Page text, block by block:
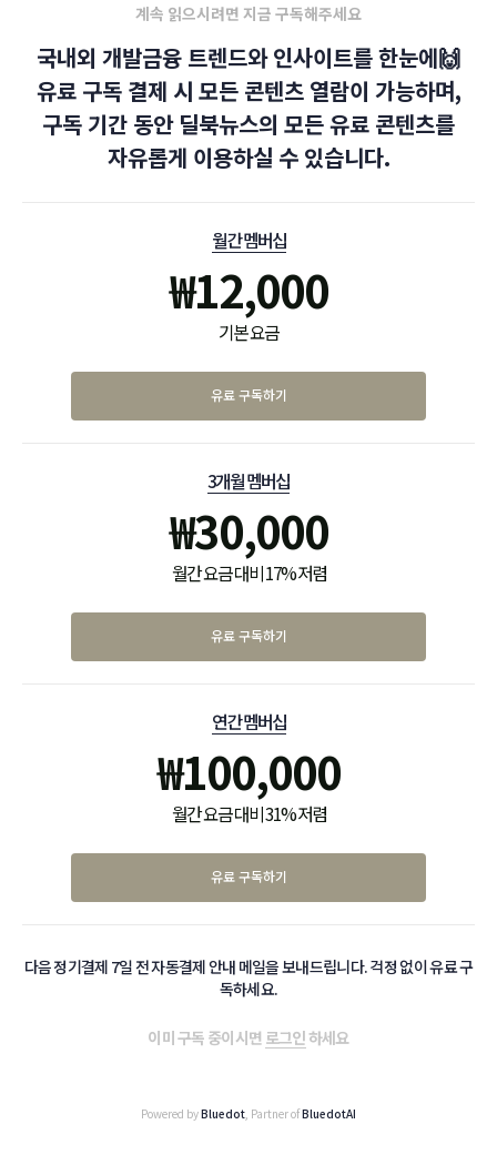
계속 읽으시려면 지금 구독해주세요
국내외 개발금융 트렌드와 인사이트를 한눈에🙌
유료 구독 결제 시 모든 콘텐츠 열람이 가능하며,
구독 기간 동안 딜북뉴스의 모든 유료 콘텐츠를
자유롭게 이용하실 수 있습니다.
월간 멤버십
₩12,000
기본 요금
유료 구독하기
3개월 멤버십
₩30,000
월간 요금 대비 17% 저렴
유료 구독하기
연간 멤버십
₩100,000
월간 요금 대비 31% 저렴
유료 구독하기
다음 정기결제 7일 전 자동결제 안내 메일을 보내드립니다. 걱정 없이 유료 구
독하세요.
이미 구독 중이시면 로그인하세요
Powered byBluedot , Partner ofBluedotAI